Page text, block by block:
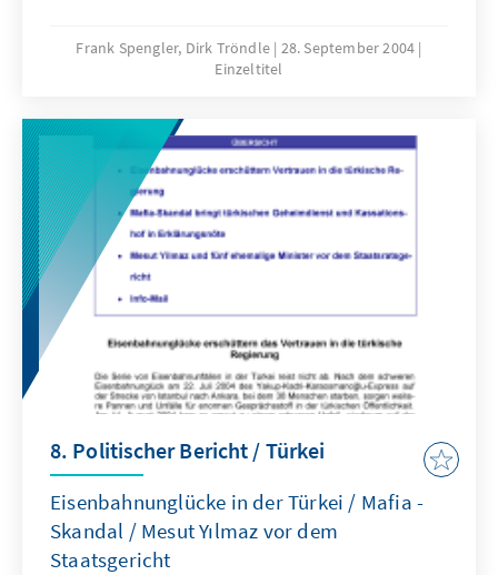
Frank Spengler, Dirk Tröndle 28. September 2004
Einzeltitel
8. Politischer Bericht / Türkei
Eisenbahnunglücke in der Türkei / Mafia -
Skandal / Mesut Yılmaz vor dem
Staatsgericht